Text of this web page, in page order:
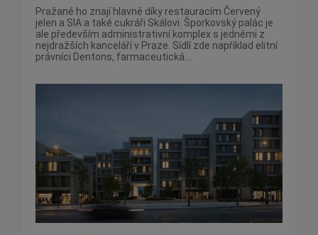
Pražané ho znají hlavně díky restauracím Červený
jelen a SIA a také cukráři Skálovi. Šporkovský palác je
ale především administrativní komplex s jedněmi z
nejdražších kanceláří v Praze. Sídlí zde například elitní
právníci Dentons, farmaceutická...